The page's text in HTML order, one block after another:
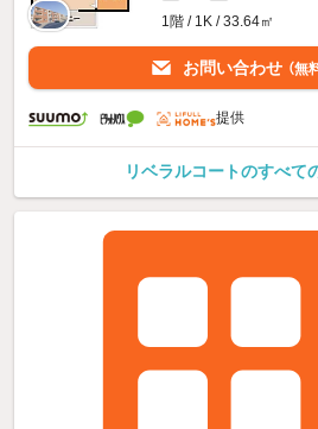
1階 / 1K / 33.64㎡
お問い合わせ （無
提供
リベラルコートのすべて